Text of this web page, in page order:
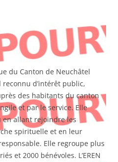
du Canton de Neuchâtel
reconnu d’intérêt public,
des habitants du canton
et par le service. Elle
en allant rejoindre les
spirituelle et en leur
Elle regroupe plus
et 2000 bénévoles. L’EREN